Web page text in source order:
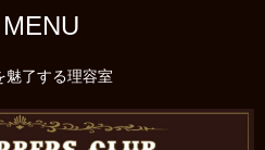
魅了する理容室